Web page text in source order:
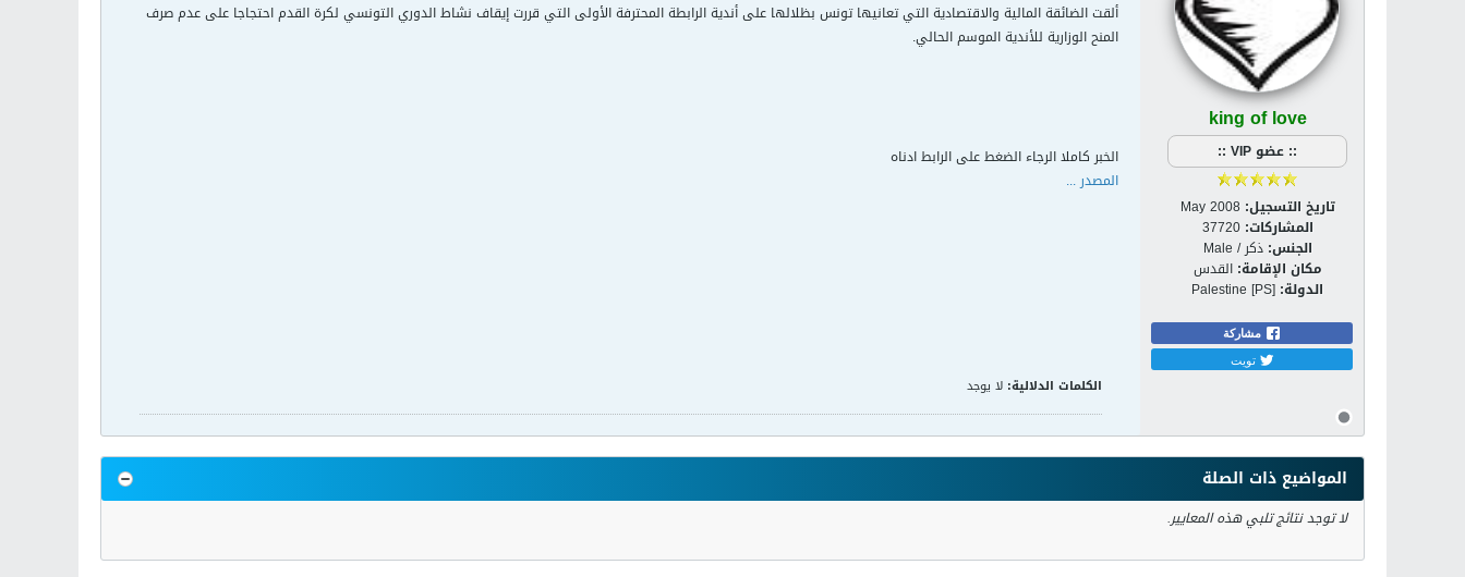
king of love
:: عضو VIP ::
تاريخ التسجيل: May 2008
المشاركات: 37720
الجنس: ذكر / Male
مكان الإقامة: القدس
الدولة: Palestine [PS]
مشاركة
تويت
ألقت الضائقة المالية والاقتصادية التي تعانيها تونس بظلالها على أندية الرابطة المحترفة الأولى التي قررت إيقاف نشاط الدوري التونسي لكرة القدم احتجاجا على عدم صرف
المنح الوزارية للأندية الموسم الحالي.
الخبر كاملا الرجاء الضغط على الرابط ادناه
المصدر ...
الكلمات الدلالية: لا يوجد
المواضيع ذات الصلة
لا توجد نتائج تلبي هذه المعايير.